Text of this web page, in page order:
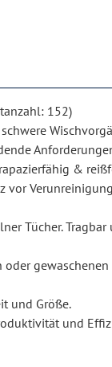
152)
&
vor
Tücher. Tragbar
gewaschenen
und Größe.
und